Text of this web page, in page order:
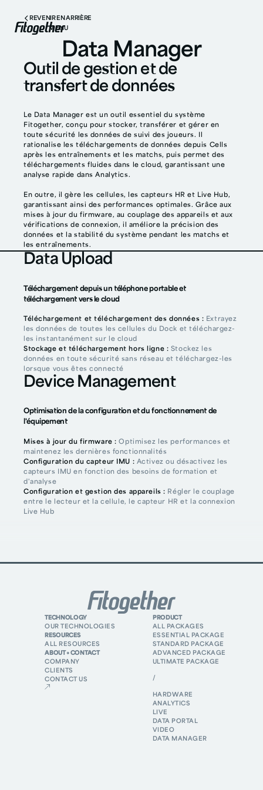
MENU
REVENIR EN ARRIÈRE
Data Manager
Outil de gestion et de
transfert de données
Le Data Manager est un outil essentiel du système
Fitogether, conçu pour stocker, transférer et gérer en
toute sécurité les données de suivi des joueurs. Il
rationalise les téléchargements de données depuis Cells
après les entraînements et les matchs, puis permet des
téléchargements fluides dans le cloud, garantissant une
analyse rapide dans Analytics.
En outre, il gère les cellules, les capteurs HR et Live Hub,
garantissant ainsi des performances optimales. Grâce aux
mises à jour du firmware, au couplage des appareils et aux
vérifications de connexion, il améliore la précision des
données et la stabilité du système pendant les matchs et
les entraînements.
Data Upload
Téléchargement depuis un téléphone portable et
téléchargement vers le cloud
Téléchargement et téléchargement des données : Extrayez
les données de toutes les cellules du Dock et téléchargez-
les instantanément sur le cloud
Stockage et téléchargement hors ligne : Stockez les
données en toute sécurité sans réseau et téléchargez-les
lorsque vous êtes connecté
Device Management
Optimisation de la configuration et du fonctionnement de
l'équipement
Mises à jour du firmware : Optimisez les performances et
maintenez les dernières fonctionnalités
Configuration du capteur IMU : Activez ou désactivez les
capteurs IMU en fonction des besoins de formation et
d'analyse
Configuration et gestion des appareils : Régler le couplage
entre le lecteur et la cellule, le capteur HR et la connexion
Live Hub
TECHNOLOGY
OUR TECHNOLOGIES
RESOURCES
ALL RESOURCES
ABOUT + CONTACT
COMPANY
CLIENTS
CONTACT US
PRODUCT
ALL PACKAGES
ESSENTIAL PACKAGE
STANDARD PACKAGE
ADVANCED PACKAGE
ULTIMATE PACKAGE
/
HARDWARE
ANALYTICS
LIVE
DATA PORTAL
VIDEO
DATA MANAGER